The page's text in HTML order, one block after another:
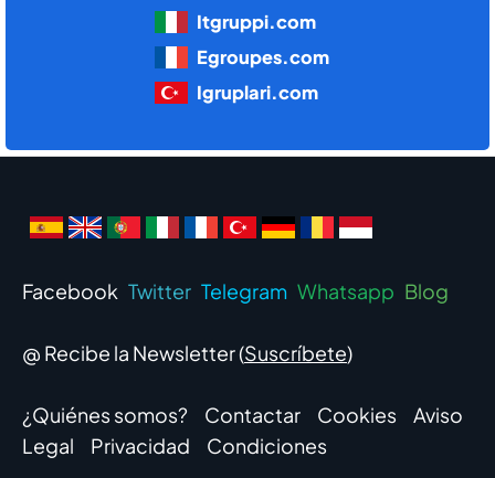
Itgruppi.com
Egroupes.com
Igruplari.com
Facebook Twitter Telegram Whatsapp Blog
@ Recibe la Newsletter (Suscríbete)
¿Quiénes somos? Contactar Cookies
Aviso
Legal
Privacidad Condiciones